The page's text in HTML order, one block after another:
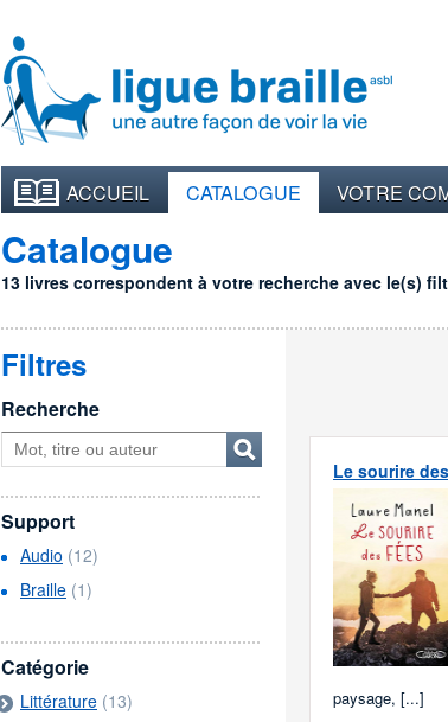
ACCUEIL CATALOGUE VOTRE
Catalogue
13 livres correspondent à votre recherche avec le(s)
Le sourire
paysage, [...]
Filtres
Recherche
Support
Audio (12)
Braille (1)
Catégorie
Littérature (13)